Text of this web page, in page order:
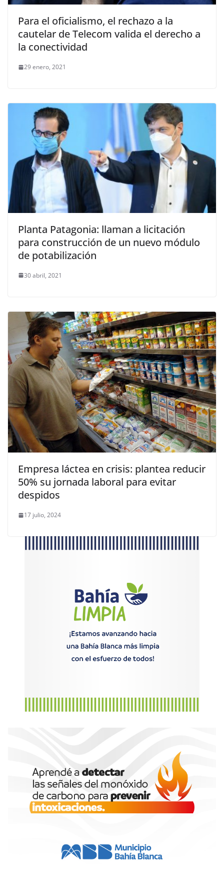
Para el oficialismo, el rechazo a la
cautelar de Telecom valida el derecho a
la conectividad
29 enero, 2021
Planta Patagonia: llaman a licitación
para construcción de un nuevo módulo
de potabilización
30 abril, 2021
Empresa láctea en crisis: plantea reducir
50% su jornada laboral para evitar
despidos
17 julio, 2024